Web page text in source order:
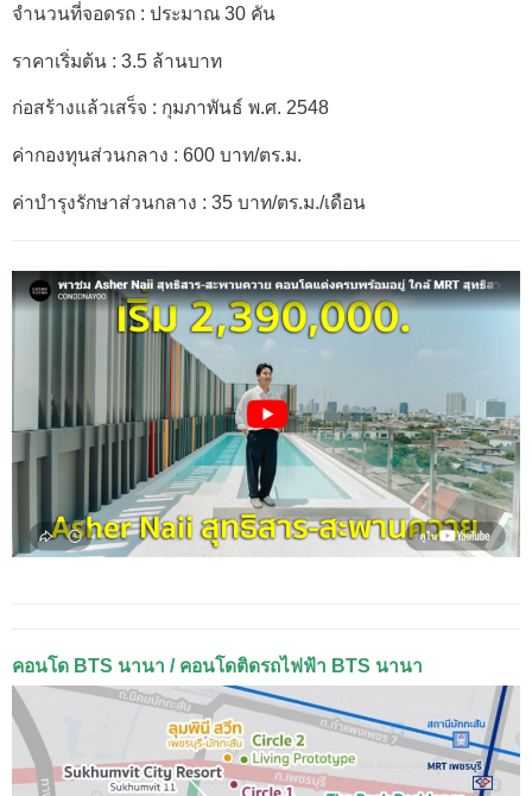
จำนวนที่จอดรถ : ประมาณ 30 คัน
ราคาเริ่มต้น : 3.5 ล้านบาท
ก่อสร้างแล้วเสร็จ : กุมภาพันธ์ พ.ศ. 2548
ค่ากองทุนส่วนกลาง : 600 บาท/ตร.ม.
ค่าบำรุงรักษาส่วนกลาง : 35 บาท/ตร.ม./เดือน
คอนโด BTS นานา / คอนโดติดรถไฟฟ้า BTS นานา